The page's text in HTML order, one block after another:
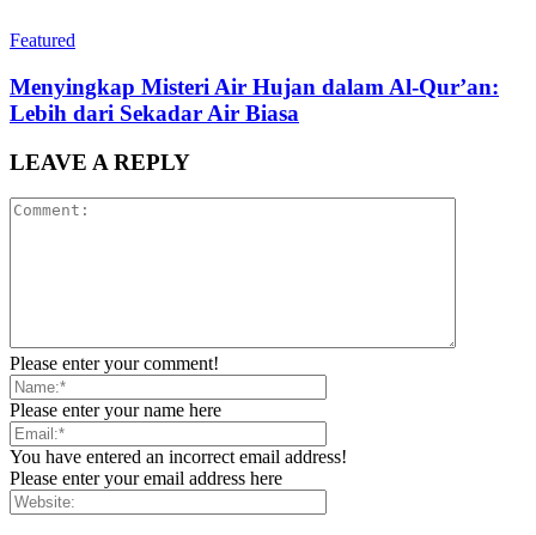
Featured
Menyingkap Misteri Air Hujan dalam Al-Qur’an:
Lebih dari Sekadar Air Biasa
LEAVE A REPLY
Please enter your comment!
Please enter your name here
You have entered an incorrect email address!
Please enter your email address here